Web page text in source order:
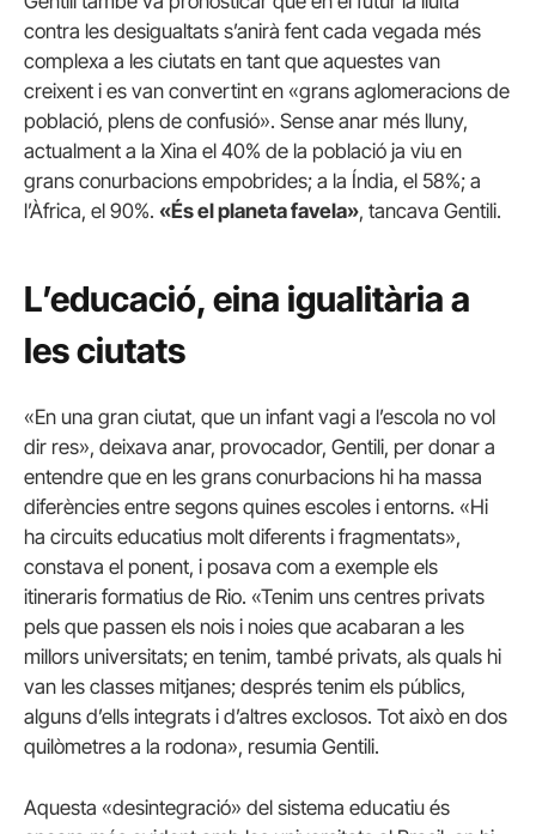
contra les desigualtats s’anirà fent cada vegada més
complexa a les ciutats en tant que aquestes van
creixent i es van convertint en «grans aglomeracions de
població, plens de confusió». Sense anar més lluny,
actualment a la Xina el 40% de la població ja viu en
grans conurbacions empobrides; a la Índia, el 58%; a
l’Àfrica, el 90%. «És el planeta favela», tancava Gentili.
L’educació, eina igualitària a
les ciutats
«En una gran ciutat, que un infant vagi a l’escola no vol
dir res», deixava anar, provocador, Gentili, per donar a
entendre que en les grans conurbacions hi ha massa
diferències entre segons quines escoles i entorns. «Hi
ha circuits educatius molt diferents i fragmentats»,
constava el ponent, i posava com a exemple els
itineraris formatius de Rio. «Tenim uns centres privats
pels que passen els nois i noies que acabaran a les
millors universitats; en tenim, també privats, als quals hi
van les classes mitjanes; després tenim els públics,
alguns d’ells integrats i d’altres exclosos. Tot això en dos
quilòmetres a la rodona», resumia Gentili.
Aquesta «desintegració» del sistema educatiu és